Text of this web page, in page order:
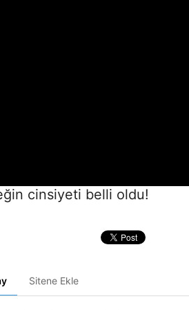
cinsiyeti belli oldu!
Sitene Ekle